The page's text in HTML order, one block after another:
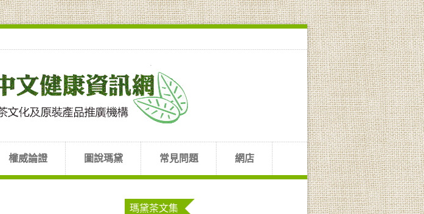
權威論證 圖說瑪黛 常見問題 網店
瑪黛茶文集